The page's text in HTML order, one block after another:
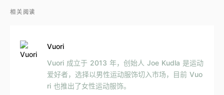
相关阅读
Vuori
Vuori 成立于 2013 年，创始人 Joe Kudla 是运动
爱好者，选择以男性运动服饰切入市场，目前 Vuo
ri 也推出了女性运动服饰。